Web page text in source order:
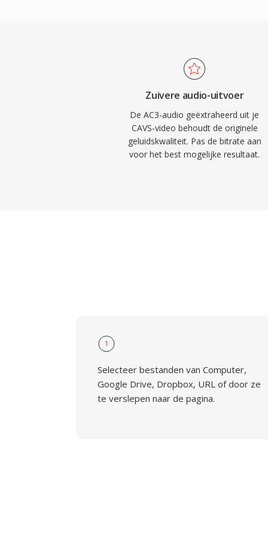
dankzij het speciale middenkanaal,
inhoud. De wijdverspreide ondersteuning
in receivers, tv-apparaten en
audio betrouwbaar kan worden
consumentenelektronica.
Zuivere audio-uitvoer
De AC3-audio geëxtraheerd uit je
CAVS-video behoudt de originele
geluidskwaliteit. Pas de bitrate aan
voor het best mogelijke resultaat.
1
Selecteer bestanden van Computer,
Google Drive, Dropbox, URL of door ze
te verslepen naar de pagina.